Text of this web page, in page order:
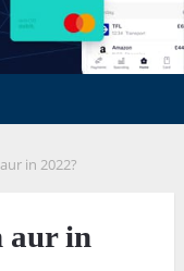
in 2022?
aur in